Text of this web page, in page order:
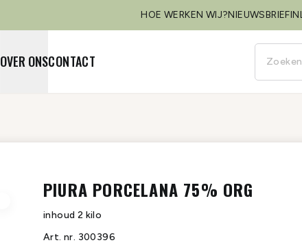
HOE WERKEN WIJ?NIEUWSBRIEF
OVER ONSCONTACT
PIURA PORCELANA 75% ORG
inhoud 2 kilo
Art. nr. 300396